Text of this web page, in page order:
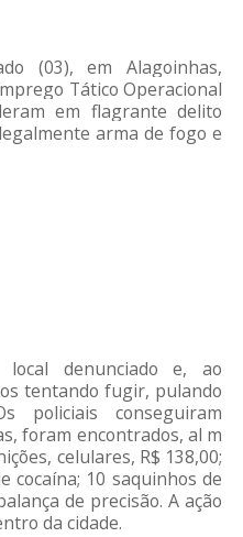
(03), em Alagoinhas,
Tático Operacional
em flagrante delito
arma de fogo e
denunciado e, ao
tentando fugir, pulando
policiais conseguiram
foram encontrados, al m
celulares, R$ 138,00;
cocaína; 10 saquinhos de
de precisão. A ação
da cidade.